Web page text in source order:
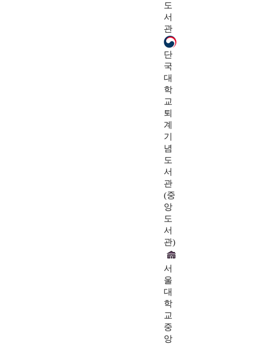
도
서
관
단
국
대
학
교
퇴
계
기
념
도
서
관
(중
앙
도
서
관)
서
울
대
학
교
중
앙